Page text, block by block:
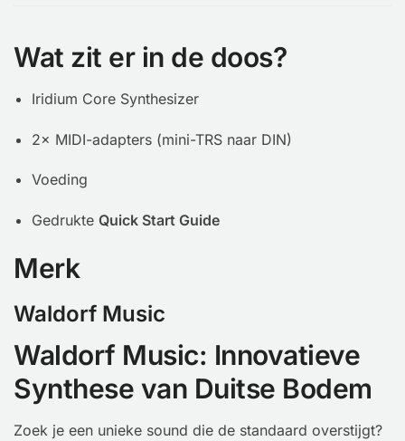
Wat zit er in de doos?
Iridium Core Synthesizer
2× MIDI-adapters (mini-TRS naar DIN)
Voeding
Gedrukte Quick Start Guide
Merk
Waldorf Music
Waldorf Music: Innovatieve
Synthese van Duitse Bodem
Zoek je een unieke sound die de standaard overstijgt?